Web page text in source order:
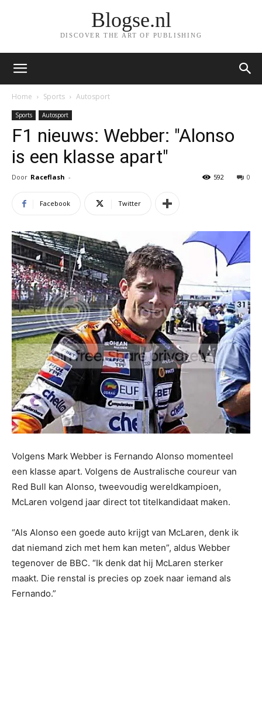
Blogse.nl
DISCOVER THE ART OF PUBLISHING
Home Sports Autosport
Sports Autosport
F1 nieuws: Webber: "Alonso
is een klasse apart"
Door Raceflash - 0
592
Facebook Twitter
Volgens Mark Webber is Fernando Alonso momenteel
een klasse apart. Volgens de Australische coureur van
Red Bull kan Alonso, tweevoudig wereldkampioen,
McLaren volgend jaar direct tot titelkandidaat maken.
“Als Alonso een goede auto krijgt van McLaren, denk ik
dat niemand zich met hem kan meten”, aldus Webber
tegenover de BBC. “Ik denk dat hij McLaren sterker
maakt. Die renstal is precies op zoek naar iemand als
Fernando.”